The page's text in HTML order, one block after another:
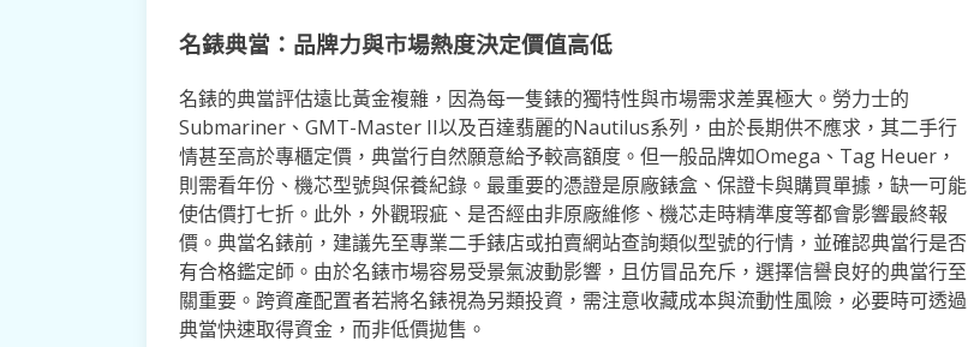
名錶典當：品牌力與市場熱度決定價值高低
名錶的典當評估遠比黃金複雜，因為每一隻錶的獨特性與市場需求差異極大。勞力士的
Submariner、GMT-Master II以及百達翡麗的Nautilus系列，由於長期供不應求，其二手行
情甚至高於專櫃定價，典當行自然願意給予較高額度。但一般品牌如Omega、Tag Heuer，
則需看年份、機芯型號與保養紀錄。最重要的憑證是原廠錶盒、保證卡與購買單據，缺一可能
使估價打七折。此外，外觀瑕疵、是否經由非原廠維修、機芯走時精準度等都會影響最終報
價。典當名錶前，建議先至專業二手錶店或拍賣網站查詢類似型號的行情，並確認典當行是否
有合格鑑定師。由於名錶市場容易受景氣波動影響，且仿冒品充斥，選擇信譽良好的典當行至
關重要。跨資產配置者若將名錶視為另類投資，需注意收藏成本與流動性風險，必要時可透過
典當快速取得資金，而非低價拋售。